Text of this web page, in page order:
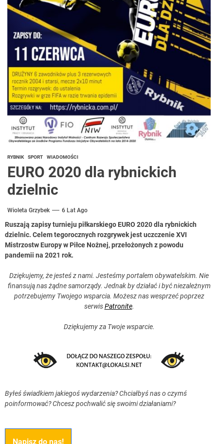
RYBNIK SPORT WIADOMOŚCI
EURO 2020 dla rybnickich
dzielnic
Wioleta Grzybek 6 Lat Ago
Ruszają zapisy turnieju piłkarskiego EURO 2020 dla rybnickich
dzielnic. Celem tegorocznych rozgrywek jest uczczenie XVI
Mistrzostw Europy w Piłce Nożnej, przełożonych z powodu
pandemii na 2021 rok.
Dziękujemy, że jesteś z nami. Jesteśmy portalem obywatelskim. Nie
finansują nas żądne samorządy. Jednak by działać i być niezależnym
potrzebujemy Twojego wsparcia. Możesz nas wesprzeć poprzez
serwisPatronite.
Dziękujemy za Twoje wsparcie.
Byłeś świadkiem jakiegoś wydarzenia? Chciałbyś nas o czymś
poinformować? Chcesz pochwalić się swoimi działaniami?
Napisz do nas!